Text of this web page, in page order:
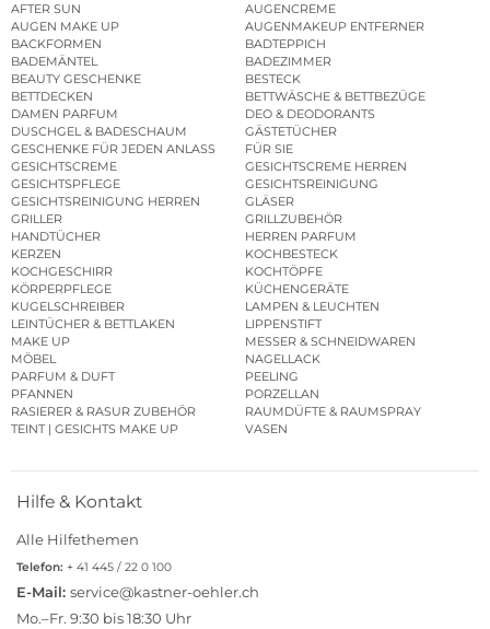
AFTER SUN
AUGENCREME
AUGEN MAKE UP
AUGENMAKEUP ENTFERNER
BACKFORMEN
BADTEPPICH
BADEMÄNTEL
BADEZIMMER
BEAUTY GESCHENKE
BESTECK
BETTDECKEN
BETTWÄSCHE & BETTBEZÜGE
DAMEN PARFUM
DEO & DEODORANTS
DUSCHGEL & BADESCHAUM
GÄSTETÜCHER
GESCHENKE FÜR JEDEN ANLASS
FÜR SIE
GESICHTSCREME
GESICHTSCREME HERREN
GESICHTSPFLEGE
GESICHTSREINIGUNG
GESICHTSREINIGUNG HERREN
GLÄSER
GRILLER
GRILLZUBEHÖR
HANDTÜCHER
HERREN PARFUM
KERZEN
KOCHBESTECK
KOCHGESCHIRR
KOCHTÖPFE
KÖRPERPFLEGE
KÜCHENGERÄTE
KUGELSCHREIBER
LAMPEN & LEUCHTEN
LEINTÜCHER & BETTLAKEN
LIPPENSTIFT
MAKE UP
MESSER & SCHNEIDWAREN
MÖBEL
NAGELLACK
PARFUM & DUFT
PEELING
PFANNEN
PORZELLAN
RASIERER & RASUR ZUBEHÖR
RAUMDÜFTE & RAUMSPRAY
TEINT | GESICHTS MAKE UP
VASEN
Hilfe & Kontakt
Alle Hilfethemen
Telefon: + 41 445 / 22 0 100
E-Mail: service@kastner-oehler.ch
Mo.–Fr. 9:30 bis 18:30 Uhr